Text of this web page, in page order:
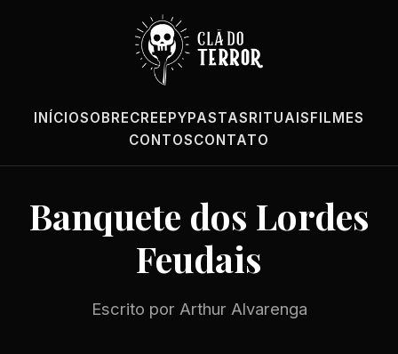
INÍCIOSOBRECREEPYPASTASRITUAISFILMES
CONTOSCONTATO
Banquete dos Lordes
Feudais
Escrito por Arthur Alvarenga